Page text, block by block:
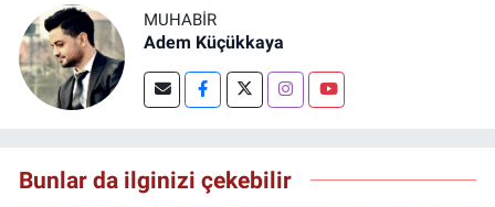
MUHABIR
Adem Küçükkaya
Bunlar da ilginizi çekebilir